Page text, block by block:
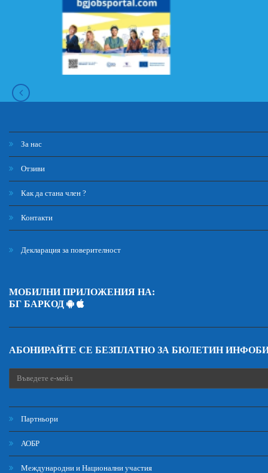
За нас
Отзиви
Как да стана член ?
Контакти
Декларация за поверителност
МОБИЛНИ ПРИЛОЖЕНИЯ НА:
БГ БАРКОД
АБОНИРАЙТЕ СЕ БЕЗПЛАТНО ЗА БЮЛЕТИН
Партньори
АОБР
Международни и Национални участия